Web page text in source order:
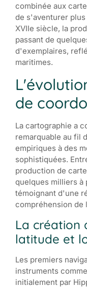
combinée aux
de s'aventurer
XVIIe siècle, la
passant de
d'exemplaires,
maritimes.
de
La cartographie a
remarquable au fil
empiriques à des
sophistiquées.
production de
quelques milliers à
témoignant d'une
compréhension de
La création
latitude et
Les premiers
instruments
initialement par